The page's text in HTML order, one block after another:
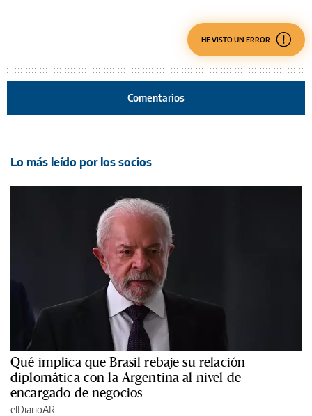
HE VISTO UN ERROR
Comentarios
Lo más leído por los socios
Qué implica que Brasil rebaje su relación
diplomática con la Argentina al nivel de
encargado de negocios
elDiarioAR